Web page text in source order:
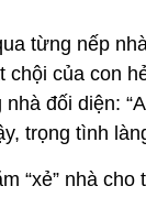
từng nếp
chội của con
nhà đối diện:
trọng tình
“xẻ” nhà cho